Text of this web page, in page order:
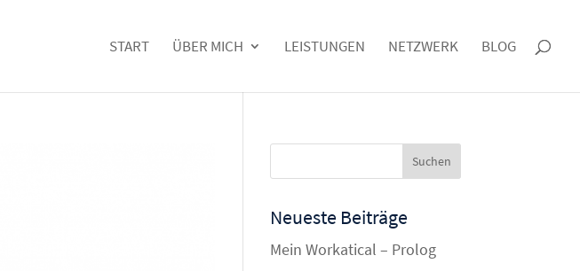
START ÜBER MICH LEISTUNGEN NETZWERK BLOG
Neueste Beiträge
Mein Workatical – Prolog